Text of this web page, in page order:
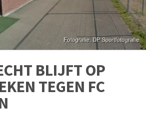
BLIJFT OP
TEGEN FC